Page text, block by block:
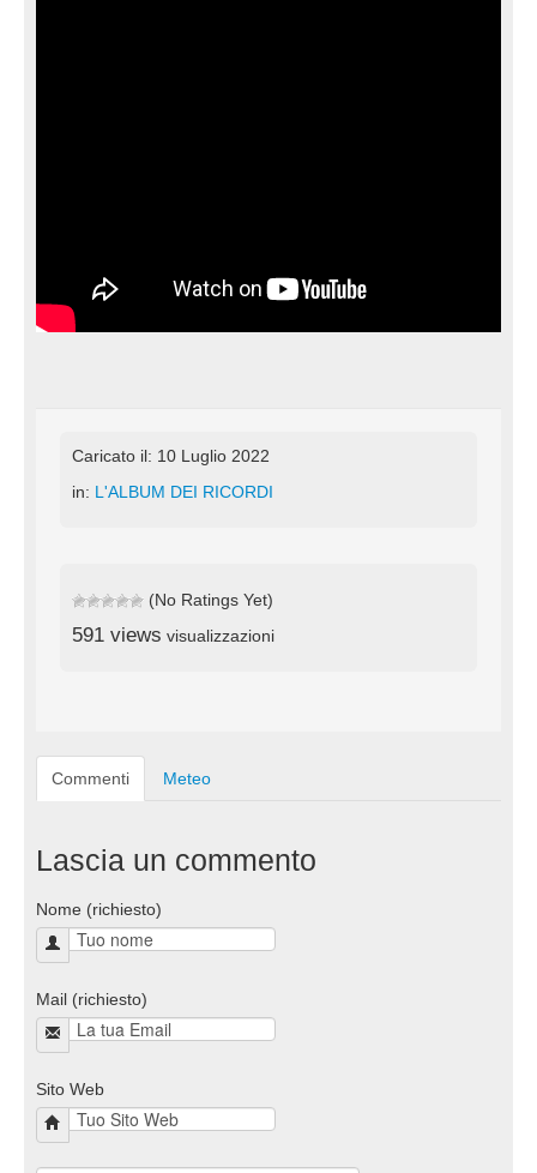
Caricato il: 10 Luglio 2022
in: L'ALBUM DEI RICORDI
(No Ratings Yet)
591 views visualizzazioni
Commenti Meteo
Lascia un commento
Nome (richiesto)
Mail (richiesto)
Sito Web